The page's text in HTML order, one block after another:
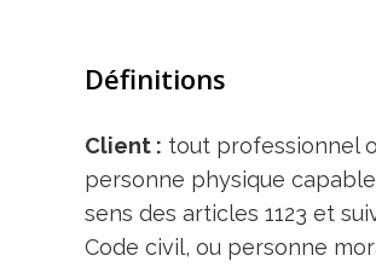
Définitions
Client : tout professionnel
personne physique
sens des articles 1123 et
Code civil, ou personne